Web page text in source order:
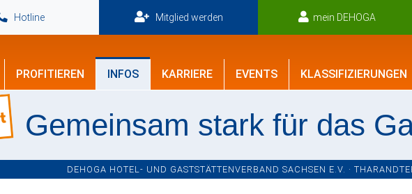
Hotline Mitglied werden mein DEHOGA
PROFITIEREN INFOS KARRIERE EVENTS KLASSIFIZIERUNGEN
Gemeinsam stark für das
DEHOGA HOTEL- UND GASTSTÄTTENVERBAND SACHSEN E.V. ·